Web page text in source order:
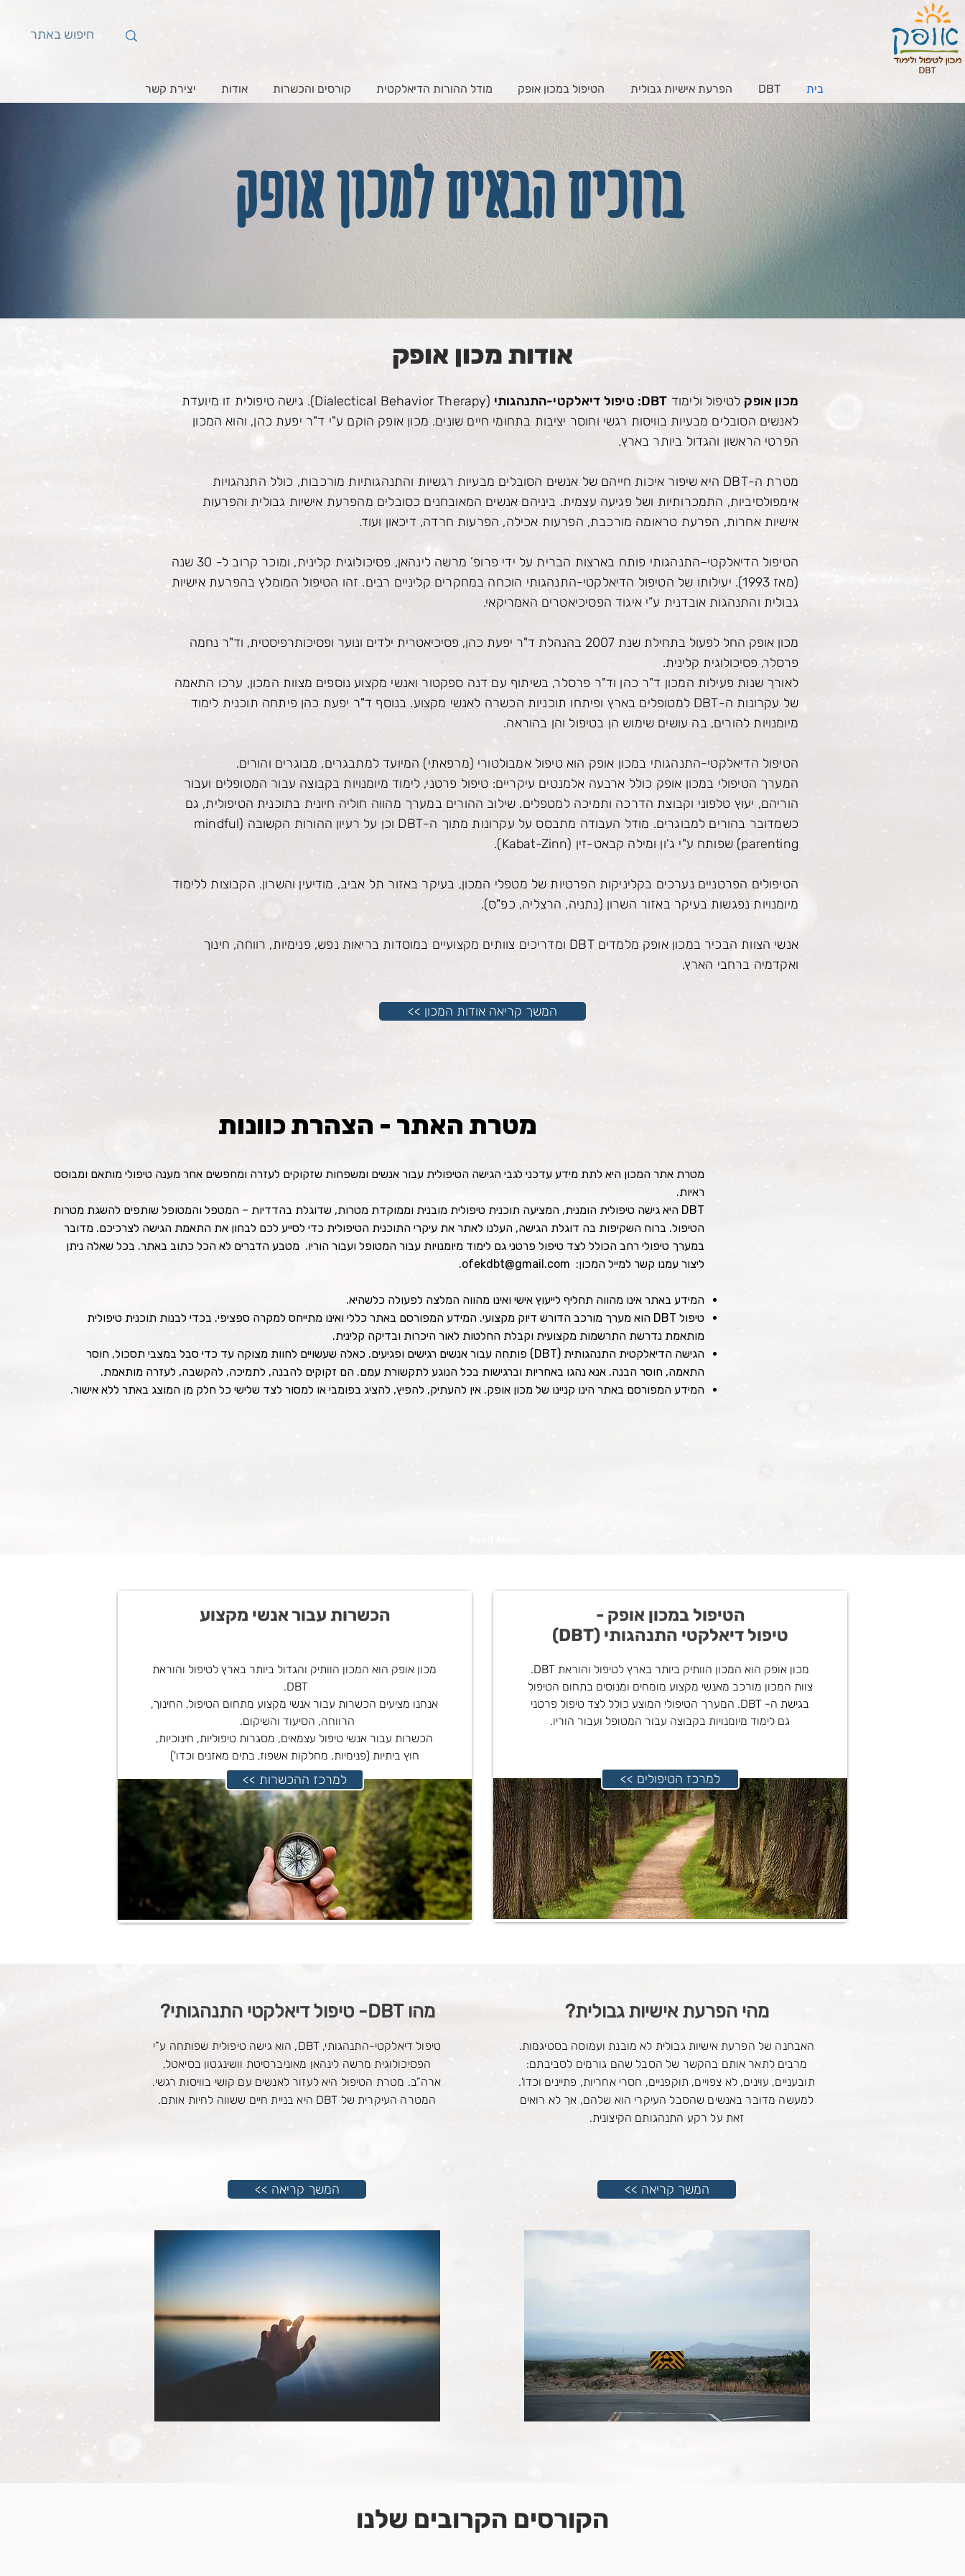
בית DBT הפרעת אישיות גבולית הטיפול במכון אופק מודל ההורות הדיאלקטית קורסים והכשרות אודות יצירת קשר
ברוכים הבאים למכון אופק
אודות מכון אופק
מכון אופק לטיפול ולימוד DBT: טיפול דיאלקטי-התנהגותי
(Dialectical Behavior Therapy). גישה טיפולית זו מיועדת
לאנשים הסובלים מבעיות בוויסות רגשי וחוסר יציבות בתחומי חיים שונים. מכון אופק הוקם ע"י ד"ר יפעת כהן, והוא המכון
הפרטי הראשון והגדול ביותר בארץ.
מטרת ה-DBT היא שיפור איכות חייהם של אנשים הסובלים מבעיות רגשיות והתנהגותיות מורכבות, כולל התנהגויות
אימפולסיביות, התמכרותיות ושל פגיעה עצמית. ביניהם אנשים המאובחנים כסובלים מהפרעת אישיות גבולית והפרעות
אישיות אחרות, הפרעת טראומה מורכבת, הפרעות אכילה, הפרעות חרדה, דיכאון ועוד.
הטיפול הדיאלקטי–התנהגותי פותח בארצות הברית על ידי פרופ’ מרשה לינהאן, פסיכולוגית קלינית, ומוכר קרוב ל- 30 שנה
(מאז 1993). יעילותו של הטיפול הדיאלקטי-התנהגותי הוכחה במחקרים קליניים רבים. זהו הטיפול המומלץ בהפרעת אישיות
גבולית והתנהגות אובדנית ע”י איגוד הפסיכיאטרים האמריקאי.
מכון אופק החל לפעול בתחילת שנת 2007 בהנהלת ד"ר יפעת כהן, פסיכיאטרית ילדים ונוער ופסיכותרפיסטית, וד"ר נחמה
פרסלר, פסיכולוגית קלינית.
לאורך שנות פעילות המכון ד"ר כהן וד"ר פרסלר, בשיתוף עם דנה ספקטור ואנשי מקצוע נוספים מצוות המכון, ערכו התאמה
של עקרונות ה-DBT למטופלים בארץ ופיתחו תוכניות הכשרה לאנשי מקצוע. בנוסף ד"ר יפעת כהן פיתחה תוכנית לימוד
מיומנויות להורים, בה עושים שימוש הן בטיפול והן בהוראה.
הטיפול הדיאלקטי-התנהגותי במכון אופק הוא טיפול אמבולטורי (מרפאתי) המיועד למתבגרים, מבוגרים והורים.
המערך הטיפולי במכון אופק כולל ארבעה אלמנטים עיקריים: טיפול פרטני, לימוד מיומנויות בקבוצה עבור המטופלים ועבור
הוריהם, יעוץ טלפוני וקבוצת הדרכה ותמיכה למטפלים. שילוב ההורים במערך מהווה חוליה חיונית בתוכנית הטיפולית, גם
כשמדובר בהורים למבוגרים. מודל העבודה מתבסס על עקרונות מתוך ה-DBT וכן על רעיון ההורות הקשובה (mindful
parenting) שפותח ע"י ג'ון ומילה קבאט-זין (Kabat-Zinn).
הטיפולים הפרטניים נערכים בקליניקות הפרטיות של מטפלי המכון, בעיקר באזור תל אביב, מודיעין והשרון. הקבוצות ללימוד
מיומנויות נפגשות בעיקר באזור השרון (נתניה, הרצליה, כפ"ס).
אנשי הצוות הבכיר במכון אופק מלמדים DBT ומדריכים צוותים מקצועיים במוסדות בריאות נפש, פנימיות, רווחה, חינוך
ואקדמיה ברחבי הארץ.
<< המשך קריאה אודות המכון
מטרת האתר - הצהרת כוונות
מטרת אתר המכון היא לתת מידע עדכני לגבי הגישה הטיפולית עבור אנשים ומשפחות שזקוקים לעזרה ומחפשים אחר מענה טיפולי מותאם ומבוסס
ראיות.
DBT היא גישה טיפולית הומנית, המציעה תוכנית טיפולית מובנית וממוקדת מטרות, שדוגלת בהדדיות – המטפל והמטופל שותפים להשגת מטרות
הטיפול. ברוח השקיפות בה דוגלת הגישה, העלנו לאתר את עיקרי התוכנית הטיפולית כדי לסייע לכם לבחון את התאמת הגישה לצרכיכם. מדובר
במערך טיפולי רחב הכולל לצד טיפול פרטני גם לימוד מיומנויות עבור המטופל ועבור הוריו. מטבע הדברים לא הכל כתוב באתר. בכל שאלה ניתן
ליצור עמנו קשר למייל המכון: ofekdbt@gmail.com
.
המידע באתר אינו מהווה תחליף לייעוץ אישי ואינו מהווה המלצה לפעולה כלשהיא.
טיפול DBT הוא מערך מורכב הדורש דיוק מקצועי. המידע המפורסם באתר כללי ואינו מתייחס למקרה ספציפי. בכדי לבנות תוכנית טיפולית
מותאמת נדרשת התרשמות מקצועית וקבלת החלטות לאור היכרות ובדיקה קלינית.
הגישה הדיאלקטית התנהגותית (DBT) פותחה עבור אנשים רגישים ופגיעים. כאלה שעשויים לחוות מצוקה עד כדי סבל במצבי תסכול, חוסר
התאמה, חוסר הבנה. אנא נהגו באחריות וברגישות בכל הנוגע לתקשורת עמם. הם זקוקים להבנה, לתמיכה, להקשבה, לעזרה מותאמת.
המידע המפורסם באתר הינו קניינו של מכון אופק. אין להעתיק, להפיץ, להציג בפומבי או למסור לצד שלישי כל חלק מן המוצג באתר ללא אישור.
הכשרות עבור אנשי מקצוע
מכון אופק הוא המכון הוותיק והגדול ביותר בארץ לטיפול והוראת
DBT.
אנחנו מציעים הכשרות עבור אנשי מקצוע מתחום הטיפול, החינוך,
הרווחה, הסיעוד והשיקום.
הכשרות עבור אנשי טיפול עצמאים, מסגרות טיפוליות, חינוכיות,
חוץ ביתיות (פנימיות, מחלקות אשפוז, בתים מאזנים וכדו')
<< למרכז ההכשרות
הטיפול במכון אופק -
טיפול דיאלקטי התנהגותי (DBT)
מכון אופק הוא המכון הוותיק ביותר בארץ לטיפול והוראת DBT.
צוות המכון מורכב מאנשי מקצוע מומחים ומנוסים בתחום הטיפול
בגישת ה- DBT. המערך הטיפולי המוצע כולל לצד טיפול פרטני
גם לימוד מיומנויות בקבוצה עבור המטופל ועבור הוריו.
<< למרכז הטיפולים
מהו DBT- טיפול דיאלקטי התנהגותי?
טיפול דיאלקטי-התנהגותי, DBT, הוא גישה טיפולית שפותחה ע”י
הפסיכולוגית מרשה לינהאן מאוניברסיטת וושינגטון בסיאטל,
ארה”ב. מטרת הטיפול היא לעזור לאנשים עם קושי בוויסות רגשי.​
המטרה העיקרית של DBT היא בניית חיים ששווה לחיות אותם.
<< המשך קריאה
מהי הפרעת אישיות גבולית?
האבחנה של הפרעת אישיות גבולית לא מובנת ועמוסה בסטיגמות.
מרבים לתאר אותם בהקשר של הסבל שהם גורמים לסביבתם:
תובעניים, עוינים, לא צפויים, תוקפניים, חסרי אחריות, פתיינים וכדו'.
למעשה מדובר באנשים שהסבל העיקרי הוא שלהם, אך לא רואים
זאת על רקע התנהגותם הקיצונית.
<< המשך קריאה
הקורסים הקרובים שלנו